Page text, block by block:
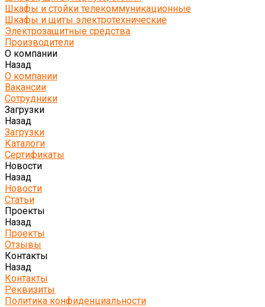
Шкафы и стойки телекоммуникационные
Шкафы и щиты электротехнические
Электрозащитные средства
Производители
О компании
Назад
О компании
Вакансии
Сотрудники
Загрузки
Назад
Загрузки
Каталоги
Сертификаты
Новости
Назад
Новости
Статьи
Проекты
Назад
Проекты
Отзывы
Контакты
Назад
Контакты
Реквизиты
Политика конфиденциальности